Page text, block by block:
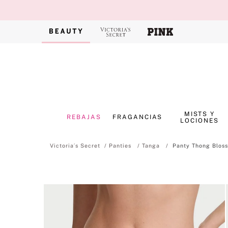
REBAJAS FRAGANCIAS
MISTS Y
LOCIONES
Panties Tanga Panty Thong